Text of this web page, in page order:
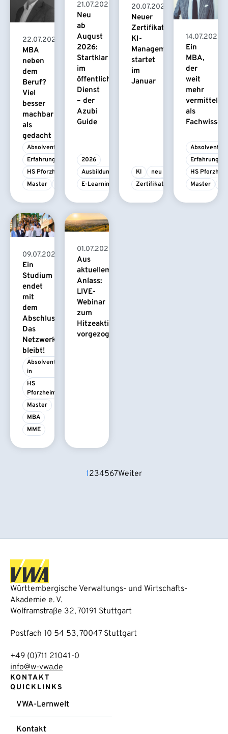
22.07.2026
MBA
neben
dem
Beruf?
Viel
besser
machbar
als
gedacht
Absolvent/-in
Erfahrungsbericht
HS Pforzheim
Master
21.07.2026
Neu
ab
August
2026:
Startklar
im
öffentlichen
Dienst
– der
Azubi
Guide
2026
Ausbildung
E-Learning
20.07.2026
Neuer
Zertifikatskurs
KI-
Management
startet
im
Januar
KI
neu
Zertifikatskurs
14.07.2026
Ein
MBA,
der
weit
mehr
vermittelt
als
Fachwissen
Absolvent/-
HS
Master
09.07.2026
Ein
Studium
endet
mit
dem
Abschluss.
Das
Netzwerk
bleibt!
Absolvent/-
in
HS
Pforzheim
Master
MBA
MME
01.07.2026
Aus
aktuellem
Anlass:
LIVE-
Webinar
zum
Hitzeaktionsplan
vorgezogen
1234567Weiter
Württembergische Verwaltungs- und Wirtschafts-
Akademie e. V.
Wolframstraße 32, 70191 Stuttgart
Postfach 10 54 53, 70047 Stuttgart
+49 (0)711 21041-0
info@w-vwa.de
KONTAKT
QUICKLINKS
VWA-Lernwelt
Kontakt